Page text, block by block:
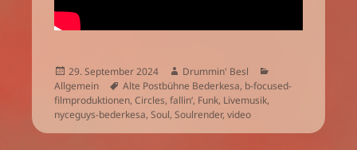
Veröffentlicht
am
29. September 2024 Autor
Drummin' Besl
Allgemein
Schlagwörter
Alte Postbühne Bederkesa, b-focused-
filmproduktionen,Circles,fallin‘, Funk, Livemusik,
nyceguys-bederkesa,Soul,Soulrender,video